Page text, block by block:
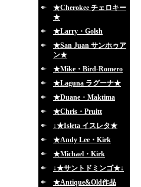
★Cherokee チェロキー
★
★Larry・Golsh
★San Juan サンホゥア
ン★
★Mike・Bird-Romero
★Laguna ラグーナ★
★Duane・Maktima
★Chris・Pruitt
↓★Isleta イスレタ★
★Andy Lee・Kirk
★Michael・Kirk
↓★サントドミンゴ★↓
★Antique&Old作品